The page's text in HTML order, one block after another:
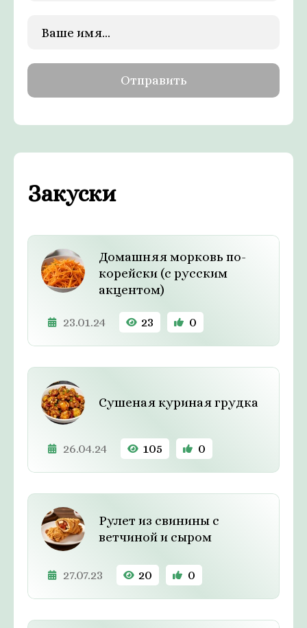
Закуски
Домашняя морковь по-
корейски (с русским
акцентом)
23.01.24 23 0
Сушеная куриная грудка
26.04.24 105 0
Рулет из свинины с
ветчиной и сыром
27.07.23 20 0